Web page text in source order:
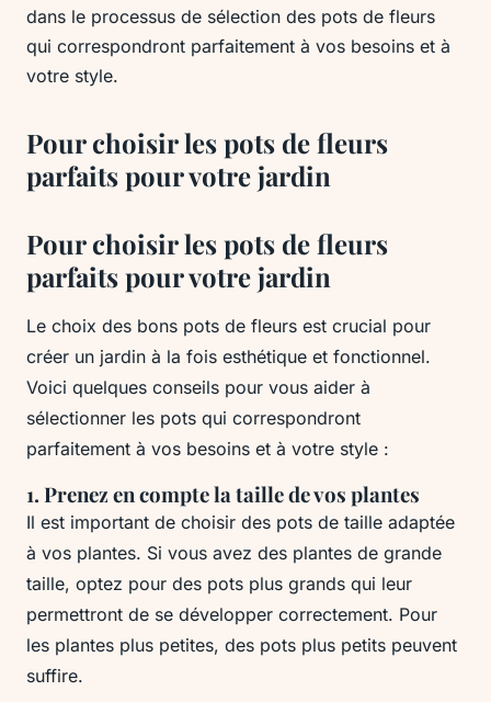
dans le processus de sélection des pots de fleurs
qui correspondront parfaitement à vos besoins et à
votre style.
Pour choisir les pots de fleurs
parfaits pour votre jardin
Pour choisir les pots de fleurs
parfaits pour votre jardin
Le choix des bons pots de fleurs est crucial pour
créer un jardin à la fois esthétique et fonctionnel.
Voici quelques conseils pour vous aider à
sélectionner les pots qui correspondront
parfaitement à vos besoins et à votre style :
1. Prenez en compte la taille de vos plantes
Il est important de choisir des pots de taille adaptée
à vos plantes. Si vous avez des plantes de grande
taille, optez pour des pots plus grands qui leur
permettront de se développer correctement. Pour
les plantes plus petites, des pots plus petits peuvent
suffire.